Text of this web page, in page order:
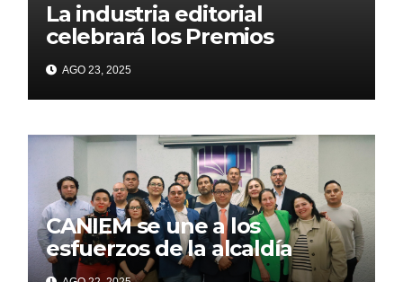
La industria editorial
celebrará los Premios
CANIEM 2025 el 12 de
noviembre
AGO 23, 2025
CANIEM se une a los
esfuerzos de la alcaldía
Iztapalapa para acercar a